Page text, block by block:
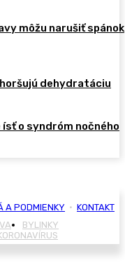
môžu narušiť spánok
dehydratáciu
o syndróm nočného
A PODMIENKY • KONTAKT
BYLINKY